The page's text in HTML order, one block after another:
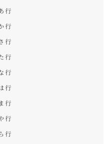
行
行
行
行
行
行
行
行
行